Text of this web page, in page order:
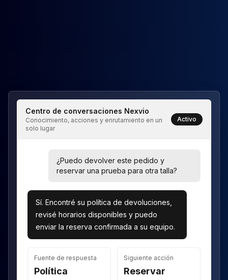
Centro de conversaciones Nexvio
Conocimiento, acciones y enrutamiento en un
solo lugar
Activo
¿Puedo devolver este pedido y
reservar una prueba para otra talla?
Sí. Encontré su política de devoluciones,
revisé horarios disponibles y puedo
enviar la reserva confirmada a su equipo.
Fuente de respuesta
Política
Siguiente acción
Reservar